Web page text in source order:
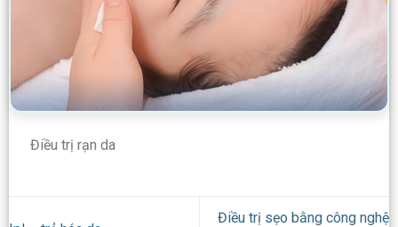
Điều trị rạn da
Điều trị sẹo bằng công nghệ